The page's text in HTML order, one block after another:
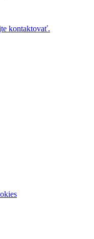
kontaktovať.